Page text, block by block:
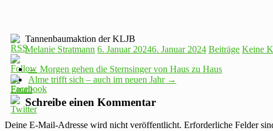
Tannenbaumaktion der KLJB
Melanie Stratmann 6. Januar 20246. Januar 2024 Beiträge Keine
← Morgen gehen die Sternsinger von Haus zu Haus
Alme trifft sich – auch im neuen Jahr →
Schreibe einen Kommentar
Deine E-Mail-Adresse wird nicht veröffentlicht. Erforderliche Felder